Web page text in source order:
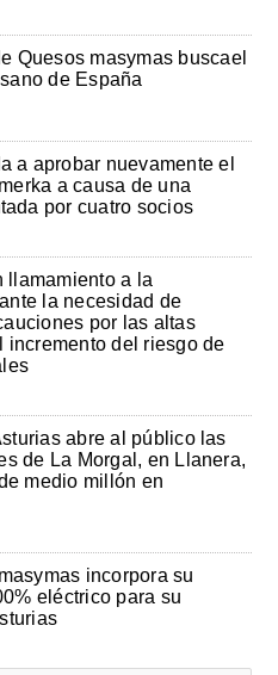
Quesos masymas buscael
de España
a aprobar nuevamente el
a causa de una
por cuatro socios
llamamiento a la
la necesidad de
por las altas
incremento del riesgo de
abre al público las
de La Morgal, en Llanera,
medio millón en
incorpora su
eléctrico para su